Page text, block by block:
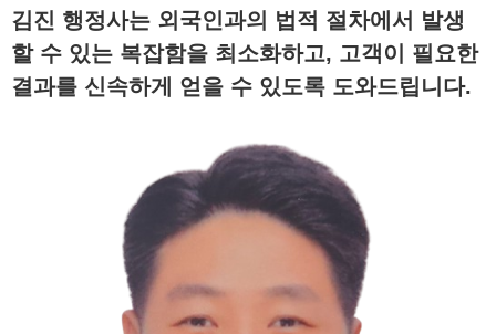
김진 행정사는 외국인과의 법적 절차에서 발생
할 수 있는 복잡함을 최소화하고, 고객이 필요한
결과를 신속하게 얻을 수 있도록 도와드립니다.